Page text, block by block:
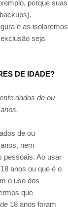
porque suas
e as isolaremos
seja
DE IDADE?
dados de ou
de ou
nem
pessoais. Ao usar
anos ou que é o
o uso dos
que
18 anos foram